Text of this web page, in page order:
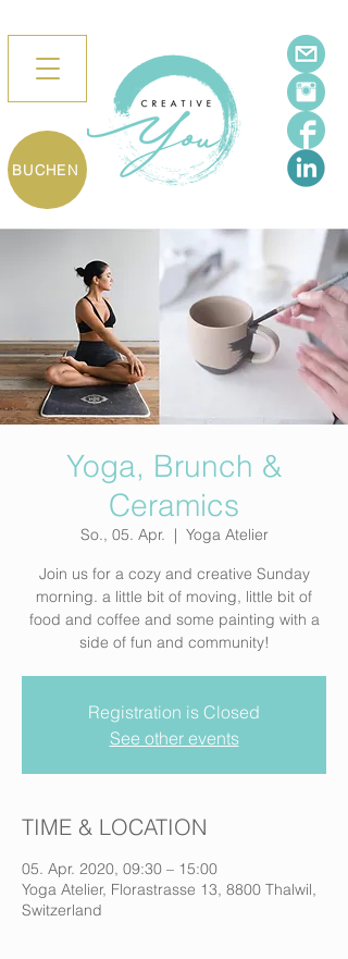
BUCHEN
Yoga, Brunch &
Ceramics
So., 05. Apr.
  |
Yoga Atelier
Join us for a cozy and creative Sunday
morning. a little bit of moving, little bit of
food and coffee and some painting with a
side of fun and community!
Registration is Closed
See other events
TIME & LOCATION
05. Apr. 2020, 09:30 – 15:00
Yoga Atelier, Florastrasse 13, 8800 Thalwil,
Switzerland